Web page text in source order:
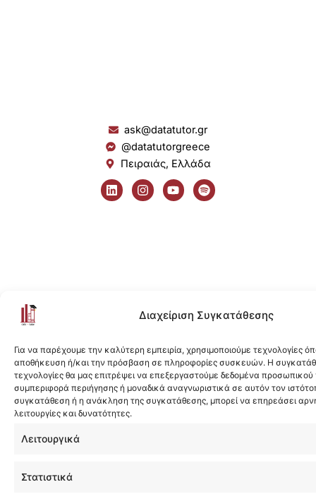
Διαχείριση Συγκατάθεσης
Για να παρέχουμε την καλύτερη εμπειρία, χρησιμοποιούμε τεχνολογίες
αποθήκευση ή/και την πρόσβαση σε πληροφορίες συσκευών. Η
τεχνολογίες θα μας επιτρέψει να επεξεργαστούμε δεδομένα
συμπεριφορά περιήγησης ή μοναδικά αναγνωριστικά σε αυτόν τον
συγκατάθεση ή η ανάκληση της συγκατάθεσης, μπορεί να επηρεάσει
λειτουργίες και δυνατότητες.
Λειτουργικά
Στατιστικά
ask@datatutor.gr
@datatutorgreece
Πειραιάς, Ελλάδα
L
i
n
I
n
s
Y
o
u
S
p
o